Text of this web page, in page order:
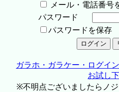
メール・電話番号
パスワード
パスワードを保存
ガラホ・ガラケー・ログイ
お試し
※不明点ございましたらノ